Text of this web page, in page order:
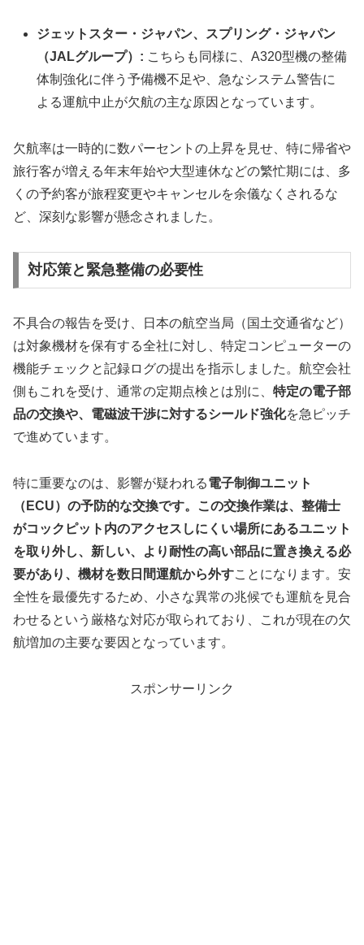
ジェットスター・ジャパン、スプリング・ジャパン
（JALグループ）: こちらも同様に、A320型機の整備
体制強化に伴う予備機不足や、急なシステム警告に
よる運航中止が欠航の主な原因となっています。
欠航率は一時的に数パーセントの上昇を見せ、特に帰省や
旅行客が増える年末年始や大型連休などの繁忙期には、多
くの予約客が旅程変更やキャンセルを余儀なくされるな
ど、深刻な影響が懸念されました。
対応策と緊急整備の必要性
不具合の報告を受け、日本の航空当局（国土交通省など）
は対象機材を保有する全社に対し、特定コンピューターの
機能チェックと記録ログの提出を指示しました。航空会社
側もこれを受け、通常の定期点検とは別に、 特定の電子部
品の交換や、電磁波干渉に対するシールド強化を急ピッチ
で進めています。
特に重要なのは、影響が疑われる電子制御ユニット
（ECU）の予防的な交換です。この交換作業は、整備士
がコックピット内のアクセスしにくい場所にあるユニット
を取り外し、新しい、より耐性の高い部品に置き換える必
要があり、機材を数日間運航から外すことになります。安
全性を最優先するため、小さな異常の兆候でも運航を見合
わせるという厳格な対応が取られており、これが現在の欠
航増加の主要な要因となっています。
スポンサーリンク